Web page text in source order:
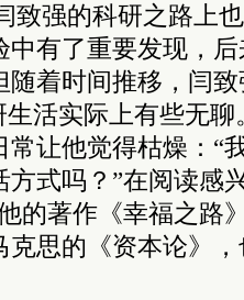
致强的科研之路上
中有了重要发现，
随着时间推移，闫
生活实际上有些无
让他觉得枯燥：“
式吗？”在阅读感
的著作《幸福之路
克思的《资本论》